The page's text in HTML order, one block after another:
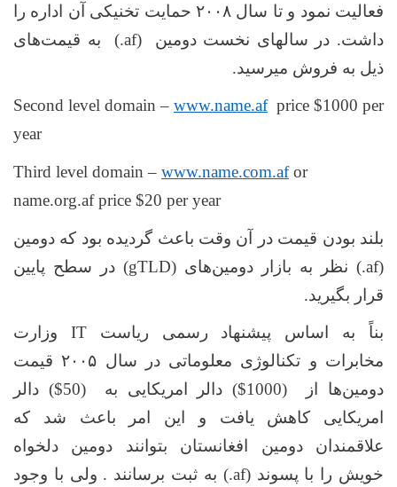
فعالیت نمود و تا سال ۲۰۰۸ حمایت تخنیکی آن اداره را
داشت. در سالهای نخست دومین
(.af)
به قیمت‌های
ذیل به فروش میرسید.
Second level domain – www.name.afprice $1000 per
year
Third level domain – www.name.com.afor
name.org.af price $20 per year
بلند بودن قیمت در آن وقت باعث گردیده بود که دومین
(.af) نظر به بازار دومین‌های (gTLD) در سطح پایین
قرار بگیرید.
بناً به اساس پیشنهاد رسمی ریاستIT وزارت
مخابرات و تکنالوژی معلوماتی در سال ۲۰۰۵ قیمت
دومین‌ها از
($1000)دالر امریکایی به ($50) دالر
امریکایی کاهش یافت و این امر باعث شد که
علاقمندان دومین افغانستان بتوانند دومین دلخواه
خویش را با پسوند(.af) به ثبت برسانند . ولی با وجود